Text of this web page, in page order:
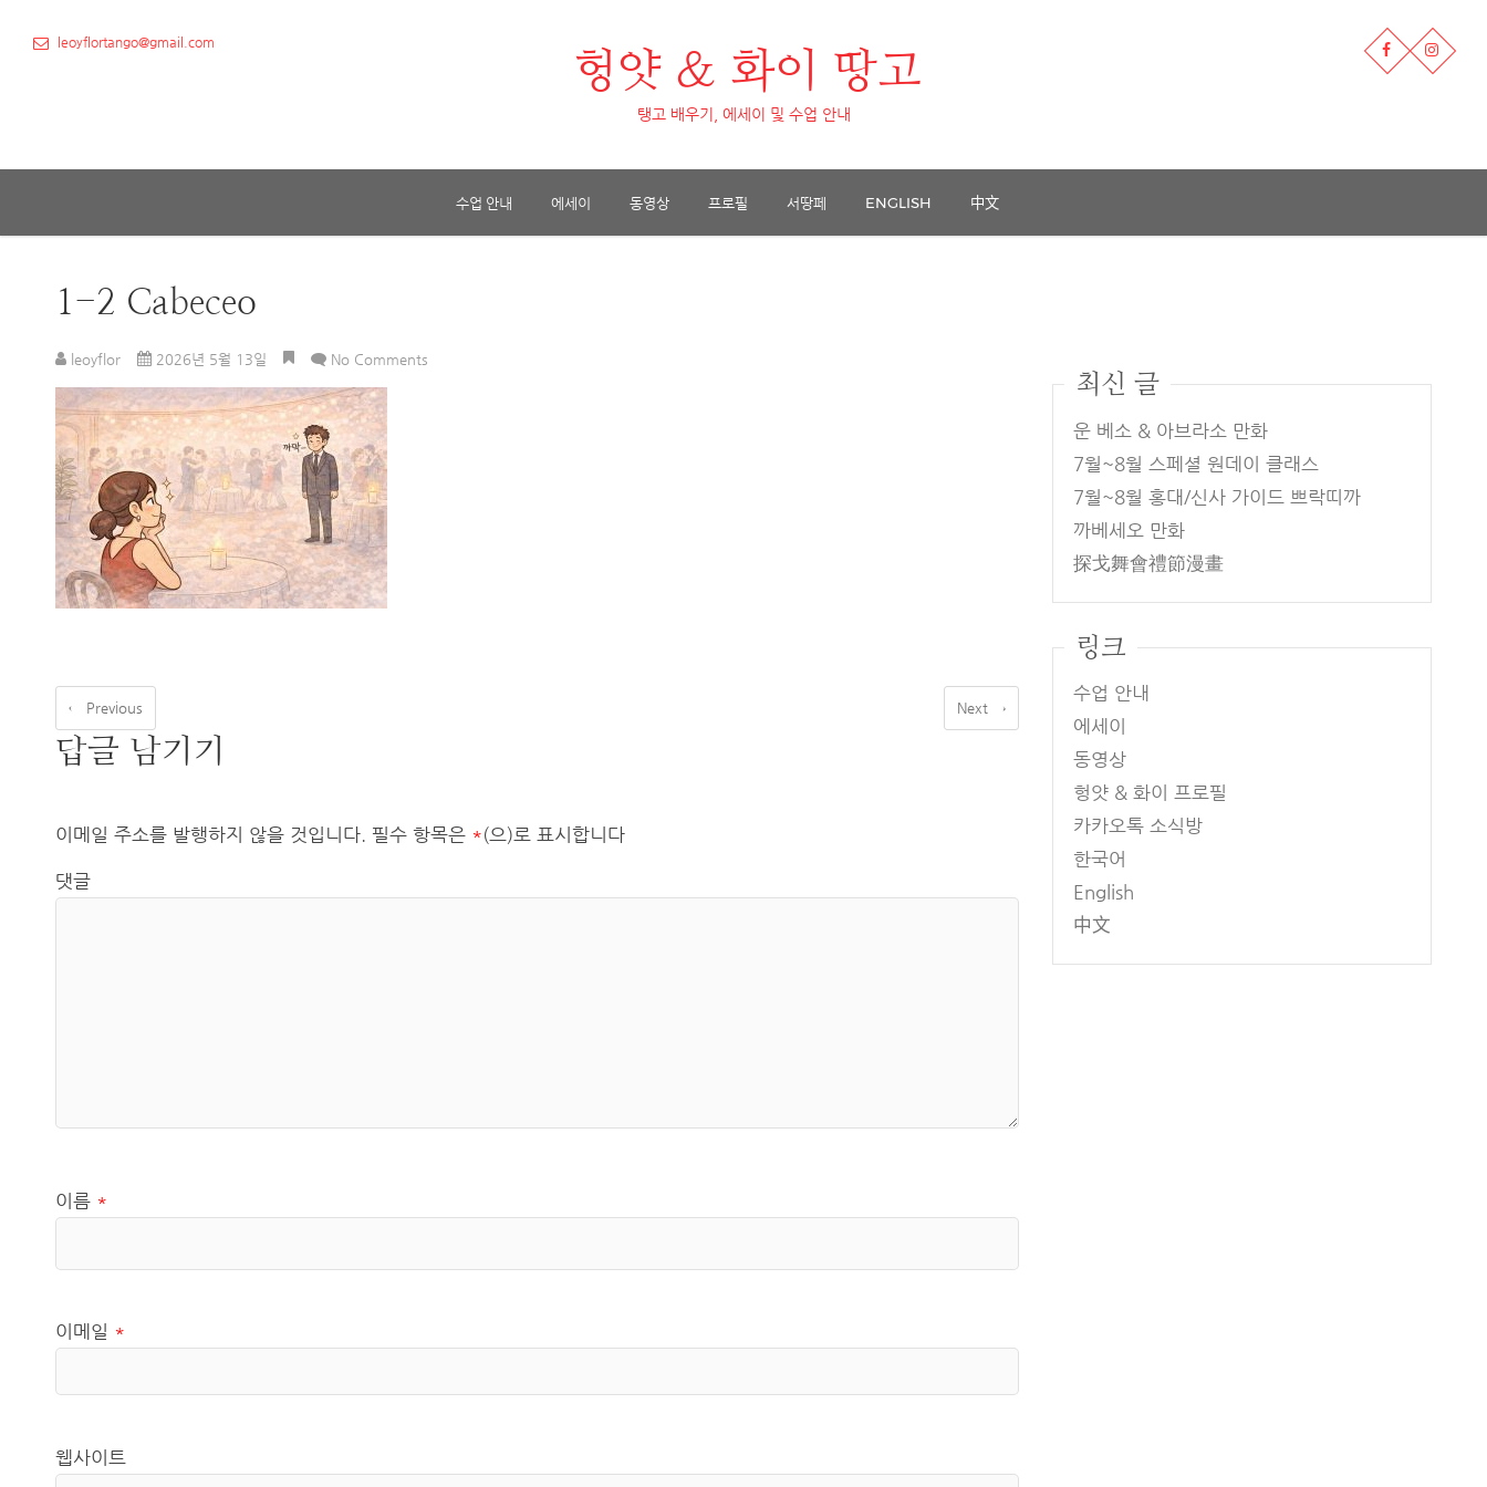
leoyflortango@gmail.com
헝얏 & 화이 땅고
탱고 배우기, 에세이 및 수업 안내
수업 안내 에세이 동영상 프로필 서땅페 ENGLISH 中文
1-2 Cabeceo
leoyflor 2026년 5월 13일 No Comments
← Previous Next →
답글 남기기
이메일 주소를 발행하지 않을 것입니다. 필수 항목은 *(으)로 표시합니다
댓글
이름 *
이메일 *
웹사이트
최신 글
운 베소 & 아브라소 만화
7월~8월 스페셜 원데이 클래스
7월~8월 홍대/신사 가이드 쁘락띠까
까베세오 만화
探戈舞會禮節漫畫
링크
수업 안내
에세이
동영상
헝얏 & 화이 프로필
카카오톡 소식방
한국어
English
中文